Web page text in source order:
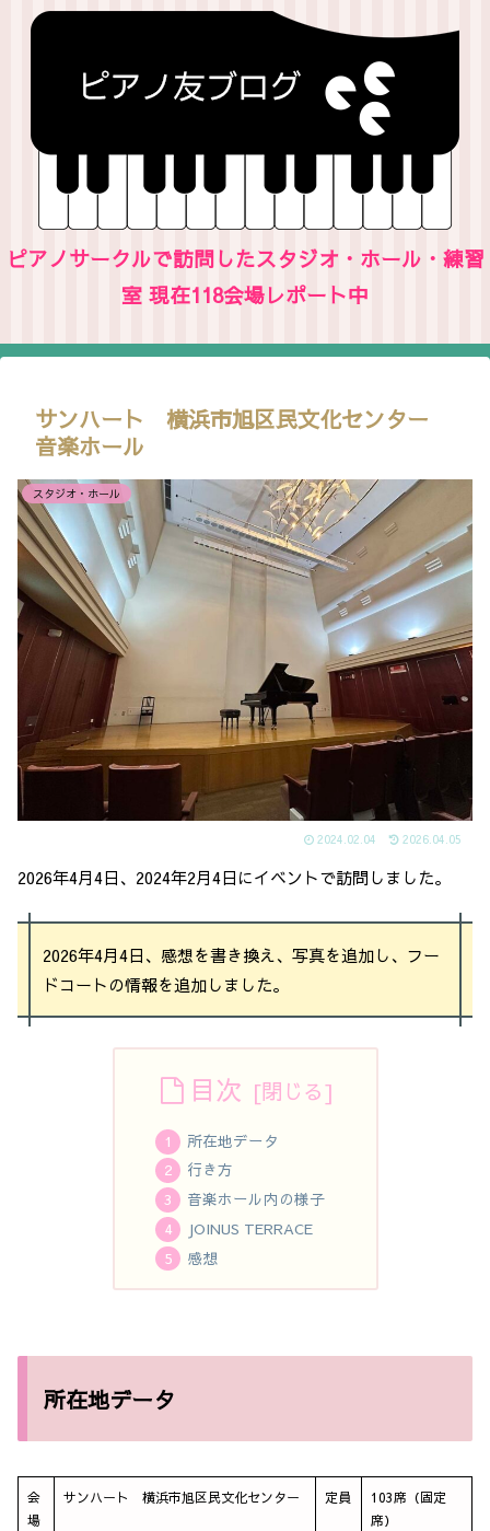
ピアノサークルで訪問したスタジオ・ホール・練習
室 現在118会場レポート中
サンハート 横浜市旭区民文化センター
音楽ホール
スタジオ・ホール
2024.02.04 2026.04.05
2026年4月4日、2024年2月4日にイベントで訪問しました。
2026年4月4日、感想を書き換え、写真を追加し、フー
ドコートの情報を追加しました。
目次
所在地データ
行き方
音楽ホール内の様子
JOINUS TERRACE
感想
所在地データ
会
場
サンハート 横浜市旭区民文化センター 定員
103席（固定
席）